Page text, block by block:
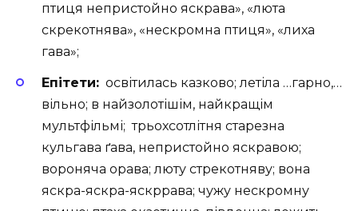
птиця непристойно яскрава», «люта
скрекотнява», «нескромна птиця», «лиха
гава»;
Епітети: освітилась казково; летіла …гарно,…
вільно; в найзолотішім, найкращім
мультфільмі; трьохсотлітня старезна
кульгава ґава, непристойно яскравою;
вороняча орава; люту стрекотняву; вона
яскра-яскра-яскррава; чужу нескромну